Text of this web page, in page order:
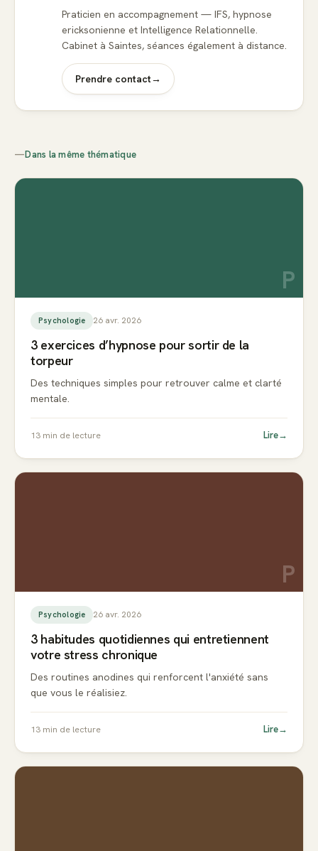
Praticien en accompagnement — IFS, hypnose
ericksonienne et Intelligence Relationnelle.
Cabinet à Saintes, séances également à distance.
Prendre contact→
—Dans la même thématique
P
Psychologie 26 avr. 2026
3 exercices d’hypnose pour sortir de la
torpeur
Des techniques simples pour retrouver calme et clarté
mentale.
13 min de lecture Lire→
P
Psychologie 26 avr. 2026
3 habitudes quotidiennes qui entretiennent
votre stress chronique
Des routines anodines qui renforcent l'anxiété sans
que vous le réalisiez.
13 min de lecture Lire→